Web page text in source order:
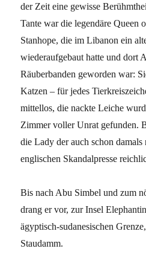
der Zeit eine gewisse
Tante war die legendäre Queen
Stanhope, die im Libanon ein
wiederaufgebaut hatte und dort
Räuberbanden geworden war:
Katzen – für jedes
mittellos, die nackte Leiche
Zimmer voller Unrat gefunden.
die Lady der auch schon
englischen Skandalpresse
Bis nach Abu Simbel und zum
drang er vor, zur Insel
ägyptisch-sudanesischen
Staudamm.